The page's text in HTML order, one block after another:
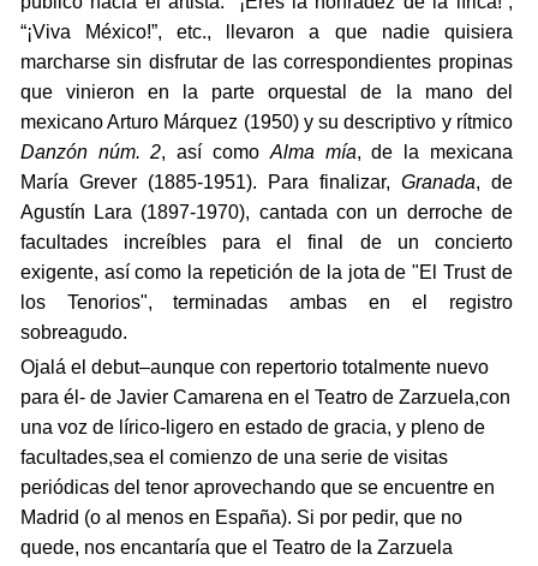
“¡Viva México!”, etc., llevaron a que nadie quisiera
marcharse sin disfrutar de las correspondientes propinas
que vinieron en la parte orquestal de la mano del
mexicano Arturo Márquez (1950) y su descriptivo y rítmico
Danzón núm. 2, así como Alma mía, de la mexicana
María Grever (1885-1951). Para finalizar, Granada, de
Agustín Lara (1897-1970), cantada con un derroche de
facultades increíbles para el final de un concierto
exigente, así como la repetición de la jota de "El Trust de
los Tenorios", terminadas ambas en el registro
sobreagudo.
Ojalá el debut–aunque con repertorio totalmente nuevo
para él- de Javier Camarena en el Teatro de Zarzuela,con
una voz de lírico-ligero en estado de gracia, y pleno de
facultades,sea el comienzo de una serie de visitas
periódicas del tenor aprovechando que se encuentre en
Madrid (o al menos en España). Si por pedir, que no
quede, nos encantaría que el Teatro de la Zarzuela